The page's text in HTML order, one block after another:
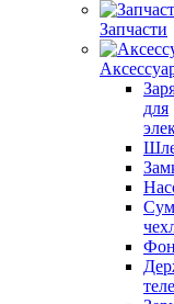
Запчасти
для